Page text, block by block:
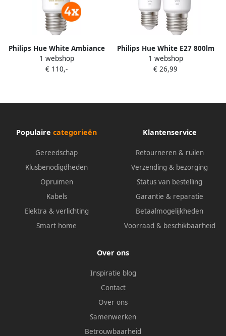
Philips Hue White Ambiance
E27 800lm 4-pack
1 webshop
€ 110,-
Philips Hue White E27 800lm
Duo pack
1 webshop
€ 26,99
Populaire categorieën
Gereedschap
Klusbenodigdheden
Opruimen
Kabels
Elektra & verlichting
Smart home
Klantenservice
Retourneren & ruilen
Verzending & bezorging
Status van bestelling
Garantie & reparatie
Betaalmogelijkheden
Voorraad & beschikbaarheid
Over ons
Inspiratie blog
Contact
Over ons
Samenwerken
Betrouwbaarheid